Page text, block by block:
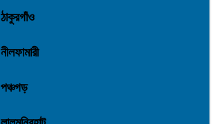
ঠাকুরগাঁও
নীলফামারী
পঞ্চগড়